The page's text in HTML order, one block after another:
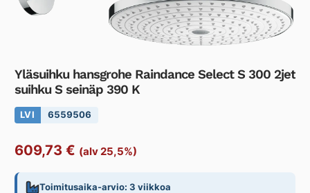
Yläsuihku hansgrohe Raindance Select S 300 2jet
suihku S seinäp 390 K
LVI 6559506
609,73 € (alv 25,5%)
Toimitusaika-arvio: 3 viikkoa